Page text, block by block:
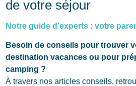
de votre séjour
Notre guide d’experts : votre
Besoin de conseils pour trouver
destination vacances ou pour
camping ?
À travers nos articles conseils,